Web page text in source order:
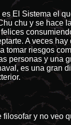
El Sistema el
chu y se hace
A veces
riesgos
personas y una
es una gran
y no veo